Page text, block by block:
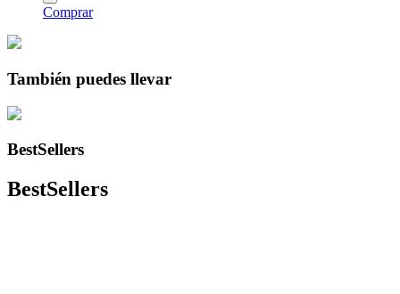
Comprar
También puedes llevar
BestSellers
BestSellers